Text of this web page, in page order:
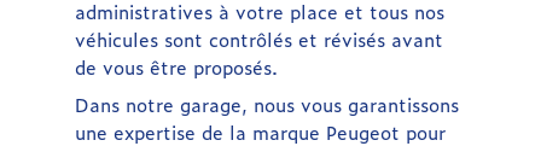
administratives à votre place et tous nos
véhicules sont contrôlés et révisés avant
de vous être proposés.
Dans notre garage, nous vous garantissons
une expertise de la marque Peugeot pour